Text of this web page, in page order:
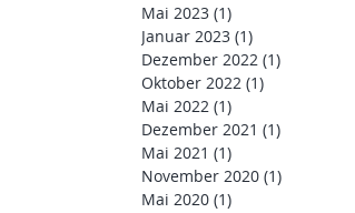
Mai 2023 (1)
Januar 2023 (1)
Dezember 2022 (1)
Oktober 2022 (1)
Mai 2022 (1)
Dezember 2021 (1)
Mai 2021 (1)
November 2020 (1)
Mai 2020 (1)